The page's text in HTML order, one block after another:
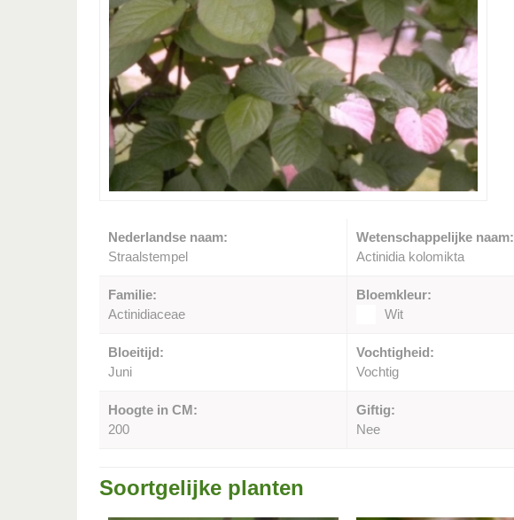
Nederlandse naam:
Straalstempel
Wetenschappelijke naam:
Actinidia kolomikta
Familie:
Actinidiaceae
Bloemkleur:
Wit
Bloeitijd:
Juni
Vochtigheid:
Vochtig
Hoogte in CM:
200
Giftig:
Nee
Soortgelijke planten